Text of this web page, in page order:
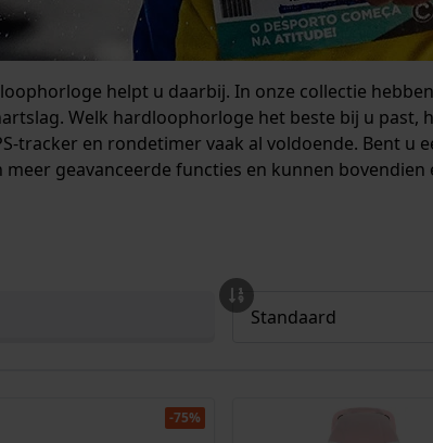
helpt u daarbij. In onze collectie
Welk hardloophorloge het beste bij u past,
tracker en rondetimer vaak al voldoende. Bent u
geavanceerde functies en kunnen
-75%